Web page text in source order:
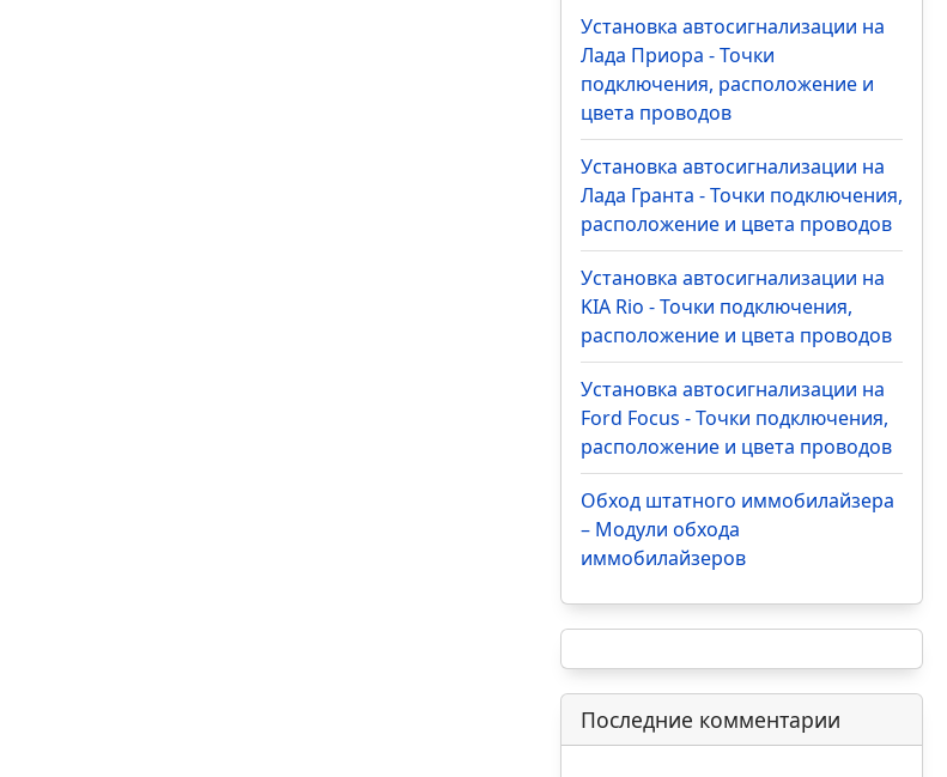
Установка автосигнализации на
Лада Приора - Точки
подключения, расположение и
цвета проводов
Установка автосигнализации на
Лада Гранта - Точки подключения,
расположение и цвета проводов
Установка автосигнализации на
KIA Rio - Точки подключения,
расположение и цвета проводов
Установка автосигнализации на
Ford Focus - Точки подключения,
расположение и цвета проводов
Обход штатного иммобилайзера
– Модули обхода
иммобилайзеров
Последние комментарии